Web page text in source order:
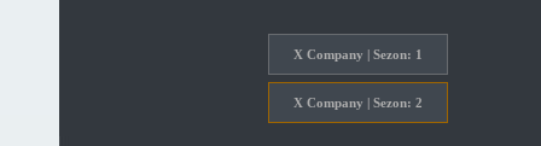
X Company | Sezon: 1
X Company | Sezon: 2